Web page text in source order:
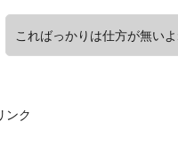
こればっかりは仕方が無い
ンク